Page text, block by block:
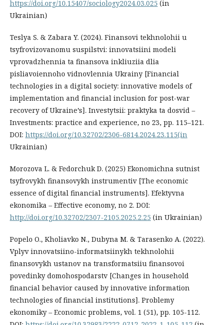
https://doi.org/10.15407/sociology2024.03.025 (in
Ukrainian)
Teslya S. & Zabara Y. (2024). Finansovi tekhnolohii u
tsyfrovizovanomu suspilstvi: innovatsiini modeli
vprovadzhennia ta finansova inkliuziia dlia
pisliavoiennoho vidnovlennia Ukrainy [Financial
technologies in a digital society: innovative models of
implementation and financial inclusion for post-war
recovery of Ukraine’s]. Investytsii: praktyka ta dosvid –
Investments: practice and experience, no 23, pp. 115–121.
DOI: https://doi.org/10.32702/2306-6814.2024.23.115(in
Ukrainian)
Morozova L. & Fedorchuk D. (2025) Ekonomichna sutnist
tsyfrovykh finansovykh instrumentiv [The economic
essence of digital financial instruments]. Efektyvna
ekonomika – Effective economy, no 2. DOI:
http://doi.org/10.32702/2307-2105.2025.2.25 (in Ukrainian)
Popelo О., Kholiavko N., Dubyna М. & Tarasenko А. (2022).
Vplyv innovatsiino-informatsiinykh tekhnolohii
finansovykh ustanov na transformatsiiu finansovoi
povedinky domohospodarstv [Changes in household
financial behavior caused by innovative information
technologies of financial institutions]. Problemy
ekonomiky – Economic problems, vol. 1 (51), pp. 105-112.